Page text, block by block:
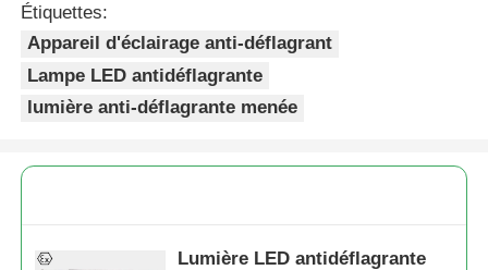
Étiquettes:
Appareil d'éclairage anti-déflagrant
Lampe LED antidéflagrante
lumière anti-déflagrante menée
Lumière LED antidéflagrante